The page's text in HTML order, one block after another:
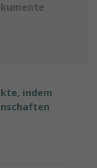
indem